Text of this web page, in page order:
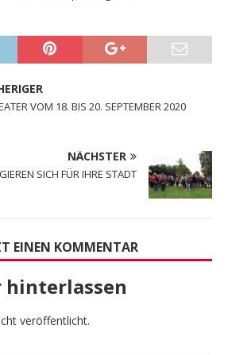
VOM 18. BIS 20. SEPTEMBER 2020
NÄCHSTER
SICH FÜR IHRE STADT
EINEN KOMMENTAR
hinterlassen
veröffentlicht.